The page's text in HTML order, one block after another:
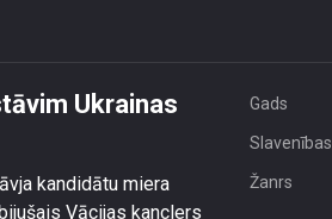
Ukrainas
kandidātu miera
Vācijas kanclers
Gads
Slavenības
Žanrs